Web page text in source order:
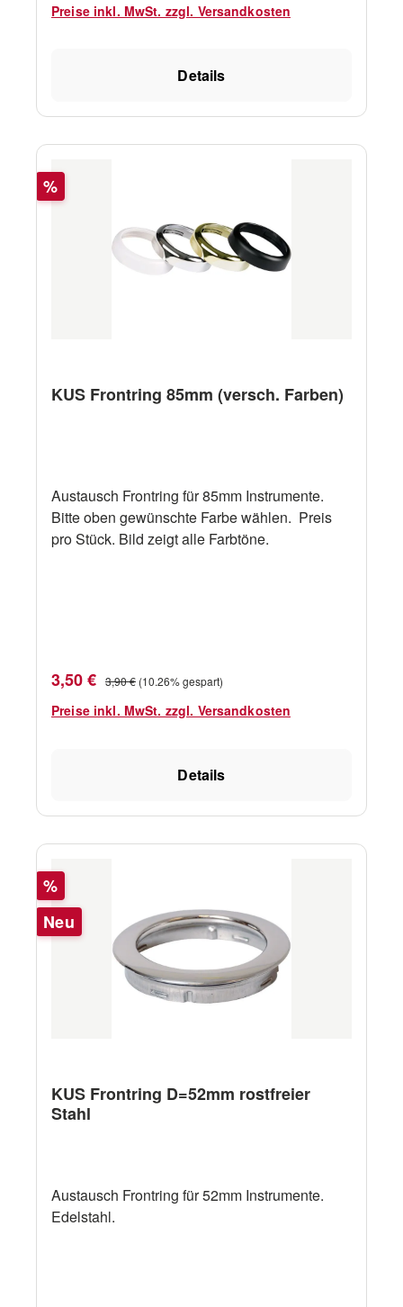
Preise inkl. MwSt. zzgl. Versandkosten
Details
Rabatt
%
KUS Frontring 85mm (versch. Farben)
Austausch Frontring für 85mm Instrumente.
Bitte oben gewünschte Farbe wählen. Preis
pro Stück. Bild zeigt alle Farbtöne.
Verkaufspreis:
3,50 € Regulärer Preis:
3,90 € (10.26% gespart)
Preise inkl. MwSt. zzgl. Versandkosten
Details
Rabatt
%
Neu
KUS Frontring D=52mm rostfreier
Stahl
Austausch Frontring für 52mm Instrumente.
Edelstahl.